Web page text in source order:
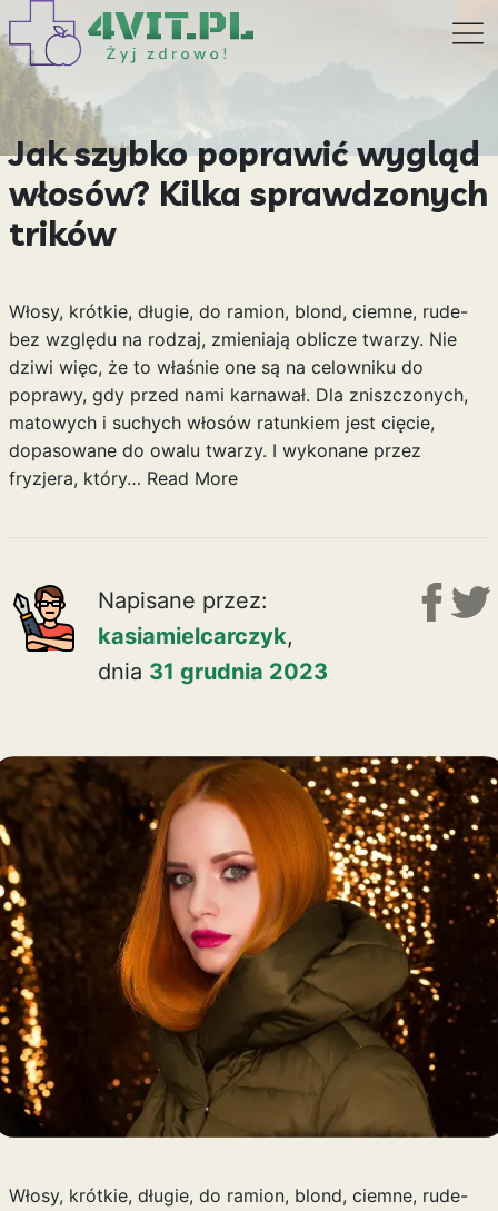
Jak szybko poprawić wygląd
włosów? Kilka sprawdzonych
trików
Włosy, krótkie, długie, do ramion, blond, ciemne, rude-
bez względu na rodzaj, zmieniają oblicze twarzy. Nie
dziwi więc, że to właśnie one są na celowniku do
poprawy, gdy przed nami karnawał. Dla zniszczonych,
matowych i suchych włosów ratunkiem jest cięcie,
dopasowane do owalu twarzy. I wykonane przez
fryzjera, który… Read More
Napisane przez:
kasiamielcarczyk,
dnia 31 grudnia 2023
Włosy, krótkie, długie, do ramion, blond, ciemne, rude-